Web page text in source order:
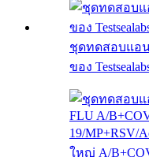
ชุดทดสอบแอน
ของ